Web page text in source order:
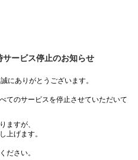
ービス停止のお知らせ
にありがとうございます。
てのサービスを停止させていただいて
ますが、
上げます。
ださい。